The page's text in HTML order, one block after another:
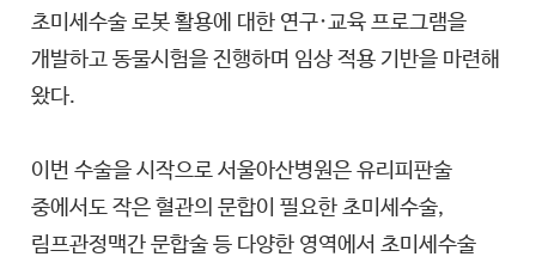
초미세수술 로봇 활용에 대한 연구·교육 프로그램을
개발하고 동물시험을 진행하며 임상 적용 기반을 마련해
왔다.
이번 수술을 시작으로 서울아산병원은 유리피판술
중에서도 작은 혈관의 문합이 필요한 초미세수술,
림프관정맥간 문합술 등 다양한 영역에서 초미세수술